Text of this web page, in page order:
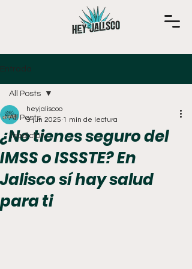
Entrada
All Posts
Tradición
All Posts
¿No tienes seguro del
IMSS o ISSSTE? En
Jalisco sí hay salud
para ti
heyjaliscoo
9 jun 2025 1 min de lectura